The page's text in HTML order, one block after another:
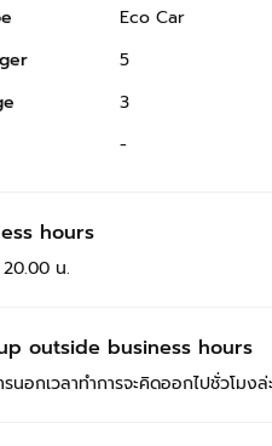
Eco Car
5
3
-
hours
น.
outside business hours
รนอกเวลาทำการจะคิดออกไปชั่วโมง